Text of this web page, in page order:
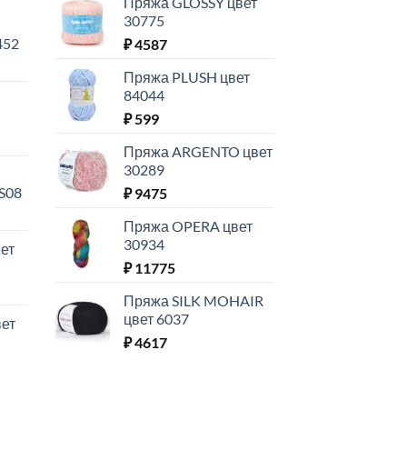
30775
₽4587
Пряжа PLUSH цвет
84044
₽599
Пряжа ARGENTO цвет
30289
₽9475
Пряжа OPERA цвет
30934
₽11775
Пряжа SILK MOHAIR
цвет 6037
₽4617